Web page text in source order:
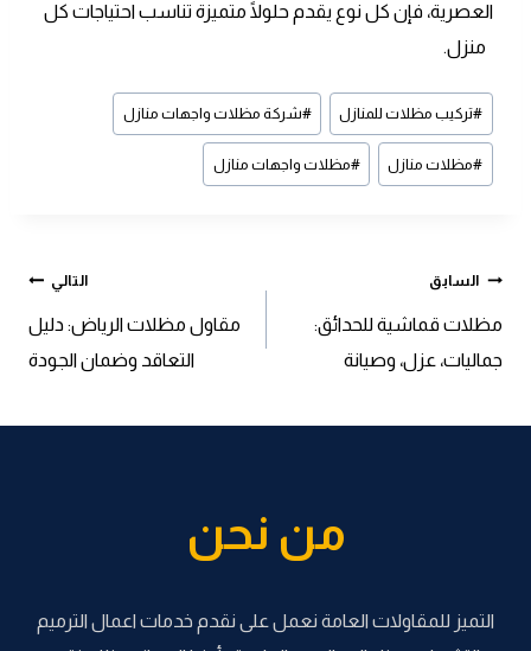
العصرية، فإن كل نوع يقدم حلولًا متميزة تناسب احتياجات كل
منزل.
وسوم
المقال:
#تركيب مظلات للمنازل #شركة مظلات واجهات منازل
#مظلات منازل #مظلات واجهات منازل
تصفّح
المقالات
السابق
مظلات قماشية للحدائق:
جماليات، عزل، وصيانة
التالي
مقاول مظلات الرياض: دليل
التعاقد وضمان الجودة
من نحن
التميز للمقاولات العامة نعمل على نقدم خدمات اعمال الترميم